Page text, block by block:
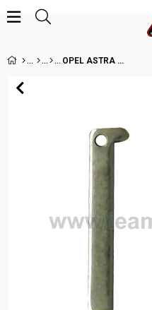
OPEL ASTRA H CORSA C ANAHTAR UCU HU100